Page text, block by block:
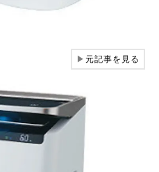
▶元記事を見る